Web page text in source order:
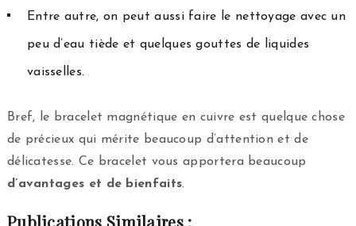
Entre autre, on peut aussi faire le nettoyage avec un
peu d’eau tiède et quelques gouttes de liquides
vaisselles.
Bref, le bracelet magnétique en cuivre est quelque chose
de précieux qui mérite beaucoup d’attention et de
délicatesse. Ce bracelet vous apportera beaucoup
d’avantages et de bienfaits.
Publications Similaires :